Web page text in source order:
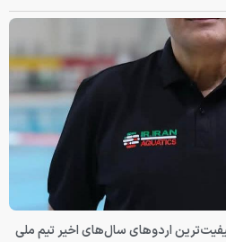
اردوهای سال‌های اخیر تیم ملی